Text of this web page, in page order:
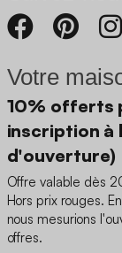
Votre
10% offerts
inscription à
d'ouverture)
Offre valable dès
Hors prix rouges.
nous mesurions
offres.